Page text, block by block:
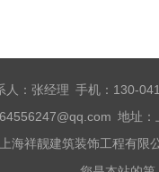
人：张经理 手机：130-
地址
海祥靓建筑装饰工程有限